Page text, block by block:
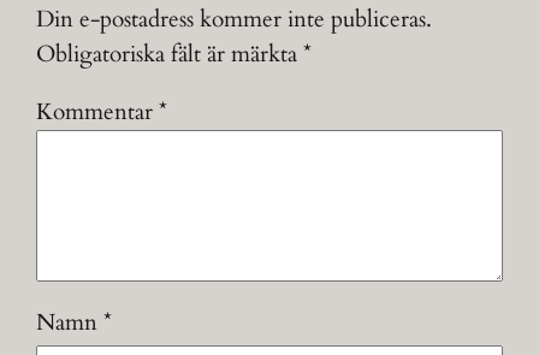
Din e-postadress kommer inte publiceras.
Obligatoriska fält är märkta*
Kommentar*
Namn*